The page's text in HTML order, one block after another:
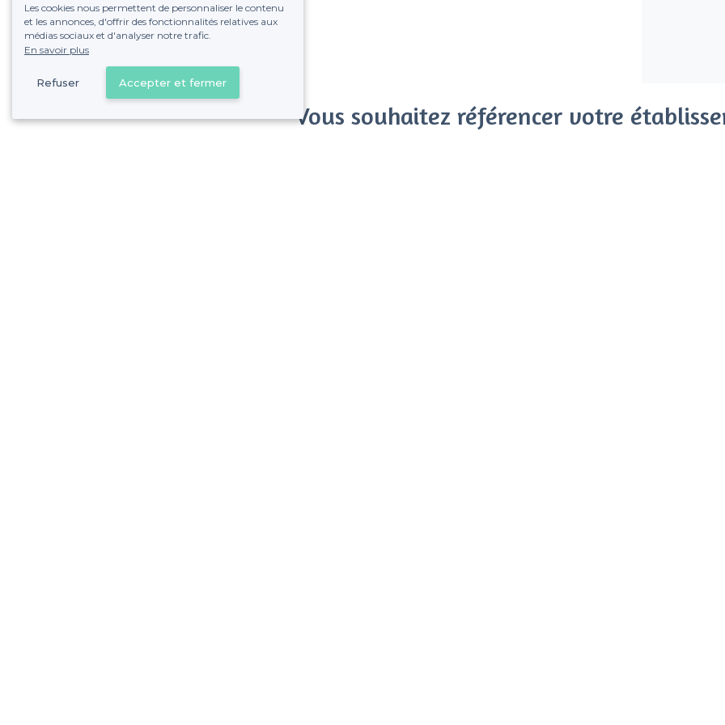
Vous souhaitez référencer votre
Les cookies nous permettent de personnaliser le contenu
et les annonces, d'offrir des fonctionnalités relatives aux
médias sociaux et d'analyser notre trafic.
En savoir plus
Refuser Accepter et fermer